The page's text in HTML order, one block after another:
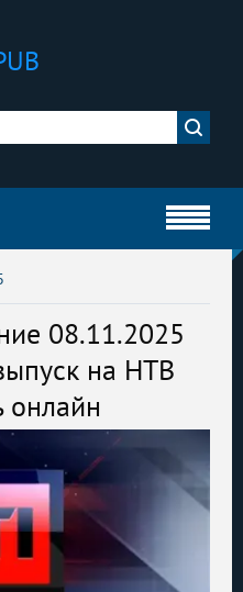
08.11.2025
на НТВ
онлайн